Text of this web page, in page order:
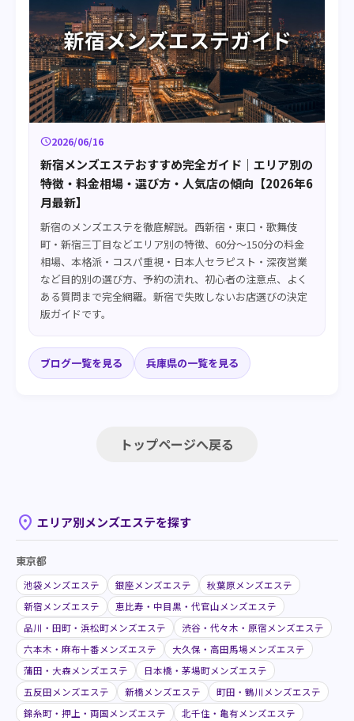
schedule2026/06/16
新宿メンズエステおすすめ完全ガイド｜エリア別の
特徴・料金相場・選び方・人気店の傾向【2026年6
月最新】
新宿のメンズエステを徹底解説。西新宿・東口・歌舞伎
町・新宿三丁目などエリア別の特徴、60分〜150分の料金
相場、本格派・コスパ重視・日本人セラピスト・深夜営業
など目的別の選び方、予約の流れ、初心者の注意点、よく
ある質問まで完全網羅。新宿で失敗しないお店選びの決定
版ガイドです。
ブログ一覧を見る 兵庫県の一覧を見る
トップページへ戻る
place エリア別メンズエステを探す
東京都
池袋メンズエステ 銀座メンズエステ
秋葉原メンズエステ
新宿メンズエステ
恵比寿・中目黒・代官山メンズエステ
品川・田町・浜松町メンズエステ
渋谷・代々木・原宿メンズエステ
六本木・麻布十番メンズエステ
大久保・高田馬場メンズエステ
蒲田・大森メンズエステ
日本橋・茅場町メンズエステ
五反田メンズエステ
新橋メンズエステ
町田・鶴川メンズエステ
錦糸町・押上・両国メンズエステ
北千住・亀有メンズエステ